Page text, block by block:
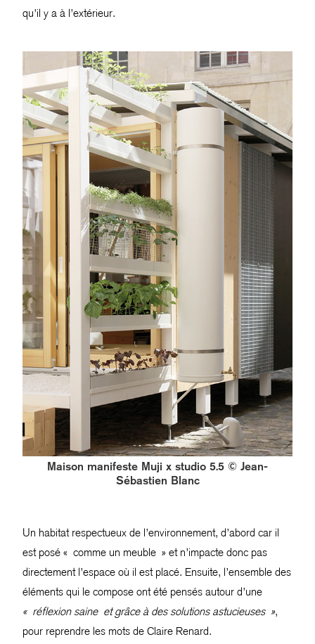
qu’il y a à l’extérieur.
Maison manifeste Muji x studio 5.5 © Jean-
Sébastien Blanc
Un habitat respectueux de l’environnement, d’abord car il
est posé « comme un meuble » et n’impacte donc pas
directement l’espace où il est placé. Ensuite, l’ensemble des
éléments qui le compose ont été pensés autour d’une
« réflexion saine et grâce à des solutions astucieuses »,
pour reprendre les mots de Claire Renard.